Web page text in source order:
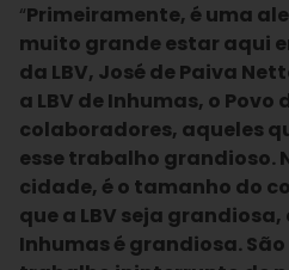
“Primeiramente, é uma
muito grande estar aqui
da LBV, José de Paiva
a LBV de Inhumas, o Povo
colaboradores, aqueles
esse trabalho grandioso.
cidade, é o tamanho do
que a LBV seja grandiosa,
Inhumas é grandiosa.